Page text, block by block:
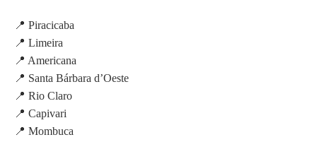
📍 Piracicaba
📍 Limeira
📍 Americana
📍 Santa Bárbara d’Oeste
📍 Rio Claro
📍 Capivari
📍 Mombuca